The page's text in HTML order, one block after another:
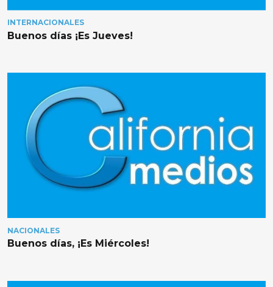
INTERNACIONALES
Buenos días ¡Es Jueves!
NACIONALES
Buenos días, ¡Es Miércoles!